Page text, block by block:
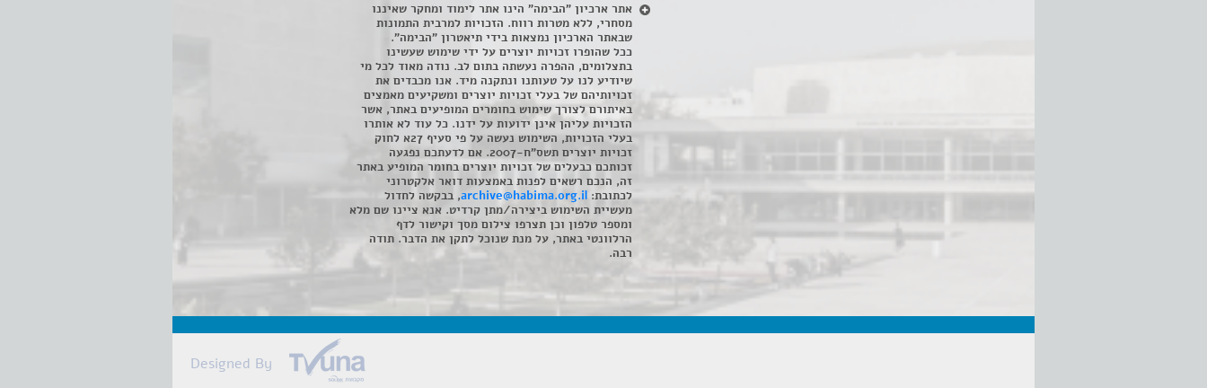
אתר ארכיון "הבימה" הינו אתר לימוד ומחקר שאיננו
מסחרי, ללא מטרות רווח. הזכויות למרבית התמונות
שבאתר הארכיון נמצאות בידי תיאטרון "הבימה".
ככל שהופרו זכויות יוצרים על ידי שימוש שעשינו
בתצלומים, ההפרה נעשתה בתום לב. נודה מאוד לכל מי
שיודיע לנו על טעותנו ונתקנה מיד. אנו מכבדים את
זכויותיהם של בעלי זכויות יוצרים ומשקיעים מאמצים
באיתורם לצורך שימוש בחומרים המופיעים באתר, אשר
הזכויות עליהן אינן ידועות על ידנו. כל עוד לא אותרו
בעלי הזכויות, השימוש נעשה על פי סעיף 27א לחוק
זכויות יוצרים תשס"ח-2007. אם לדעתכם נפגעה
זכותכם כבעלים של זכויות יוצרים בחומר המופיע באתר
זה, הנכם רשאים לפנות באמצעות דואר אלקטרוני
לכתובת: archive@habima.org.il, בבקשה לחדול
מעשיית השימוש ביצירה/מתן קרדיט. אנא ציינו שם מלא
ומספר טלפון וכן תצרפו צילום מסך וקישור לדף
הרלוונטי באתר, על מנת שנוכל לתקן את הדבר. תודה
רבה.
Designed By